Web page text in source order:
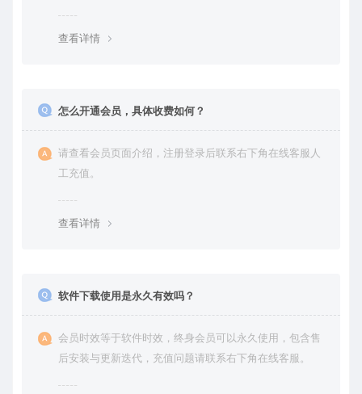
查看详情
怎么开通会员，具体收费如何？
请查看会员页面介绍，注册登录后联系右下角在线客服人
工充值。
查看详情
软件下载使用是永久有效吗？
会员时效等于软件时效，终身会员可以永久使用，包含售
后安装与更新迭代，充值问题请联系右下角在线客服。